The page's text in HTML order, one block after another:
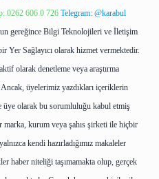
0262 606 0 726 Telegram: @karabul
gereğince Bilgi Teknolojileri ve İletişim
Yer Sağlayıcı olarak hizmet vermektedir.
olarak denetleme veya araştırma
üyelerimiz yazdıkları içeriklerin
üye olarak bu sorumluluğu kabul etmiş
marka, kurum veya şahıs şirketi ile hiçbir
kendi hazırladığımız makaleler
haber niteliği taşımamakta olup, gerçek